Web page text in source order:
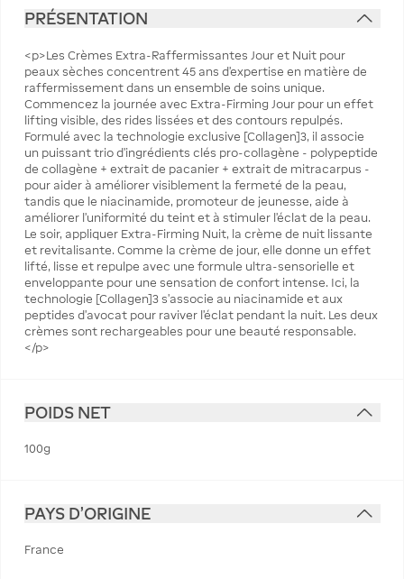
PRÉSENTATION
<p>Les Crèmes Extra-Raffermissantes Jour et Nuit pour
peaux sèches concentrent 45 ans d'expertise en matière de
raffermissement dans un ensemble de soins unique.
Commencez la journée avec Extra-Firming Jour pour un effet
lifting visible, des rides lissées et des contours repulpés.
Formulé avec la technologie exclusive [Collagen]3, il associe
un puissant trio d'ingrédients clés pro-collagène - polypeptide
de collagène + extrait de pacanier + extrait de mitracarpus -
pour aider à améliorer visiblement la fermeté de la peau,
tandis que le niacinamide, promoteur de jeunesse, aide à
améliorer l'uniformité du teint et à stimuler l'éclat de la peau.
Le soir, appliquer Extra-Firming Nuit, la crème de nuit lissante
et revitalisante. Comme la crème de jour, elle donne un effet
lifté, lisse et repulpe avec une formule ultra-sensorielle et
enveloppante pour une sensation de confort intense. Ici, la
technologie [Collagen]3 s'associe au niacinamide et aux
peptides d'avocat pour raviver l'éclat pendant la nuit. Les deux
crèmes sont rechargeables pour une beauté responsable.
</p>
POIDS NET
100g
PAYS D'ORIGINE
France